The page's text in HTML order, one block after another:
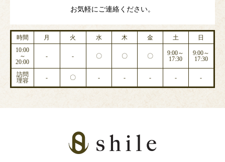
お気軽にご連絡ください。
時間 月 火 水 木 金 土
日
10:00
～
20:00
- - 〇 〇 〇
9:00～
17:30
9:00～
17:30
訪問
理容
- 〇 - - - - -